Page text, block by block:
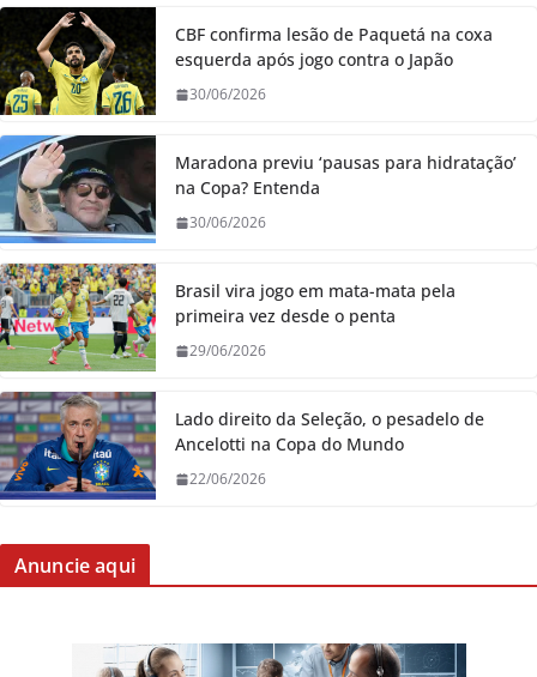
CBF confirma lesão de Paquetá na coxa
esquerda após jogo contra o Japão
30/06/2026
Maradona previu ‘pausas para hidratação’
na Copa? Entenda
30/06/2026
Brasil vira jogo em mata-mata pela
primeira vez desde o penta
29/06/2026
Lado direito da Seleção, o pesadelo de
Ancelotti na Copa do Mundo
22/06/2026
Anuncie aqui